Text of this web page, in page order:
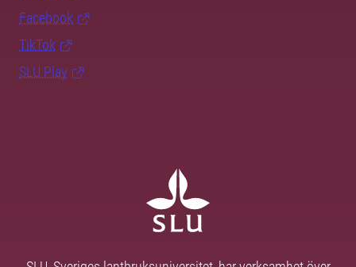
Facebook
TikTok
SLU Play